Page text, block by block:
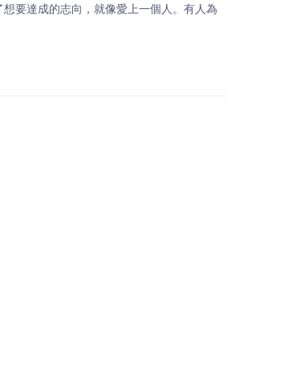
要達成的志向，就像愛上一個人。有人為